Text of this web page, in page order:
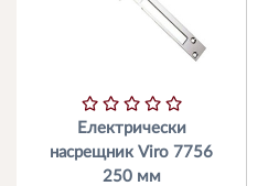
Електрически
насрещник Viro 7756
250 мм